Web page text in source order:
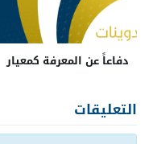
دفاعاً عن المعرفة كمعيار
التعليقات